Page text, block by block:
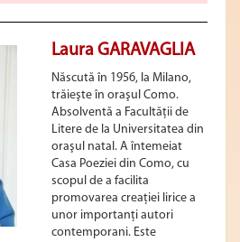
Laura GARAVAGLIA
Născută în 1956, la Milano,
trăieşte în oraşul Como.
Absolventă a Facultăţii de
Litere de la Universitatea din
oraşul natal. A întemeiat
Casa Poeziei din Como, cu
scopul de a facilita
promovarea creaţiei lirice a
unor importanţi autori
contemporani. Este